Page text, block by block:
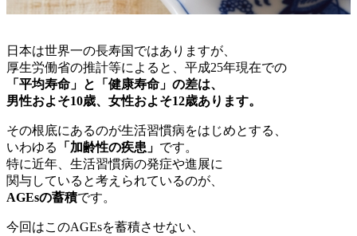
日本は世界一の長寿国ではありますが、
厚生労働省の推計等によると、平成25年現在での
「平均寿命」と「健康寿命」の差は、
男性およそ10歳、女性およそ12歳あります。
その根底にあるのが生活習慣病をはじめとする、
いわゆる
「加齢性の疾患」 です。
特に近年、生活習慣病の発症や進展に
関与していると考えられているのが、
AGEsの蓄積です。
今回はこのAGEsを蓄積させない、